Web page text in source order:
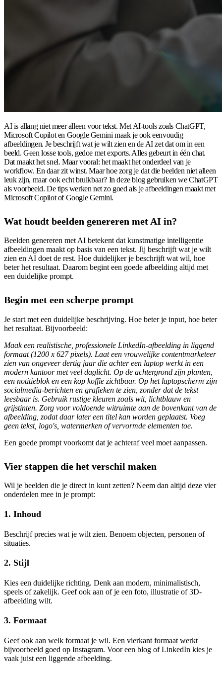
AI is allang niet meer alleen voor tekst. Met AI-tools zoals ChatGPT,
Microsoft Copilot en Google Gemini maak je ook eenvoudig
afbeeldingen. Je beschrijft wat je wilt zien en de AI zet dat om in een
beeld. Geen losse tools, gedoe met exports. Alles gebeurt in één chat.
Dat maakt het snel. Maar vooral: het maakt het onderdeel van je
workflow. En daar zit winst. Maar hoe zorg je dat die beelden niet alleen
leuk zijn, maar ook echt bruikbaar? In deze blog gebruiken we ChatGPT
als voorbeeld. De tips werken net zo goed als je afbeeldingen maakt met
Microsoft Copilot of Google Gemini.
Wat houdt beelden genereren met AI in?
Beelden genereren met AI betekent dat kunstmatige intelligentie
afbeeldingen maakt op basis van een tekst. Jij beschrijft wat je wilt
zien en AI doet de rest. Hoe duidelijker je beschrijft wat wil, hoe
beter het resultaat. Daarom begint een goede afbeelding altijd met
een duidelijke prompt.
Begin met een scherpe prompt
Je start met een duidelijke beschrijving. Hoe beter je input, hoe beter
het resultaat. Bijvoorbeeld:
Maak een realistische, professionele LinkedIn-afbeelding in liggend
formaat (1200 x 627 pixels). Laat een vrouwelijke contentmarketeer
zien van ongeveer dertig jaar die achter een laptop werkt in een
modern kantoor met veel daglicht. Op de achtergrond zijn planten,
een notitieblok en een kop koffie zichtbaar. Op het laptopscherm zijn
socialmedia-berichten en grafieken te zien, zonder dat de tekst
leesbaar is. Gebruik rustige kleuren zoals wit, lichtblauw en
grijstinten. Zorg voor voldoende witruimte aan de bovenkant van de
afbeelding, zodat daar later een titel kan worden geplaatst. Voeg
geen tekst, logo's, watermerken of vervormde elementen toe.
Een goede prompt voorkomt dat je achteraf veel moet aanpassen.
Vier stappen die het verschil maken
Wil je beelden die je direct in kunt zetten? Neem dan altijd deze vier
onderdelen mee in je prompt:
1. Inhoud
Beschrijf precies wat je wilt zien. Benoem objecten, personen of
situaties.
2. Stijl
Kies een duidelijke richting. Denk aan modern, minimalistisch,
speels of zakelijk. Geef ook aan of je een foto, illustratie of 3D-
afbeelding wilt.
3. Formaat
Geef ook aan welk formaat je wil. Een vierkant formaat werkt
bijvoorbeeld goed op Instagram. Voor een blog of LinkedIn kies je
vaak juist een liggende afbeelding.